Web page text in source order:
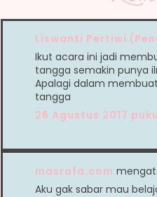
Liswanti Pertiwi
Ikut acara ini jadi
tangga semakin punya
Apalagi dalam
tangga
26 Agustus 2017
masrafa.com
Aku gak sabar mau